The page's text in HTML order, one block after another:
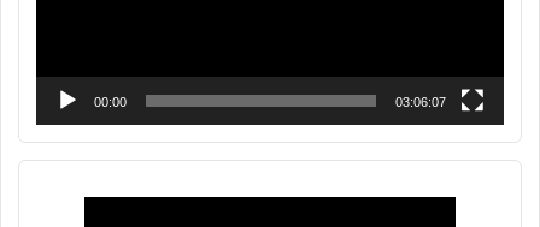
00:00 03:06:07